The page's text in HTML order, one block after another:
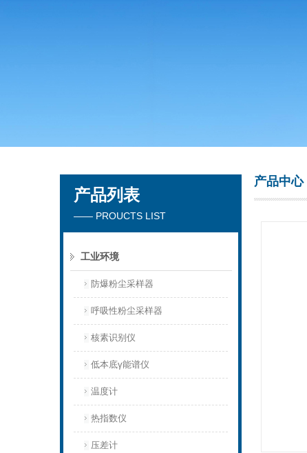
产品列表
—— PROUCTS LIST
工业环境
防爆粉尘采样器
呼吸性粉尘采样器
核素识别仪
低本底γ能谱仪
温度计
热指数仪
压差计
产品中心